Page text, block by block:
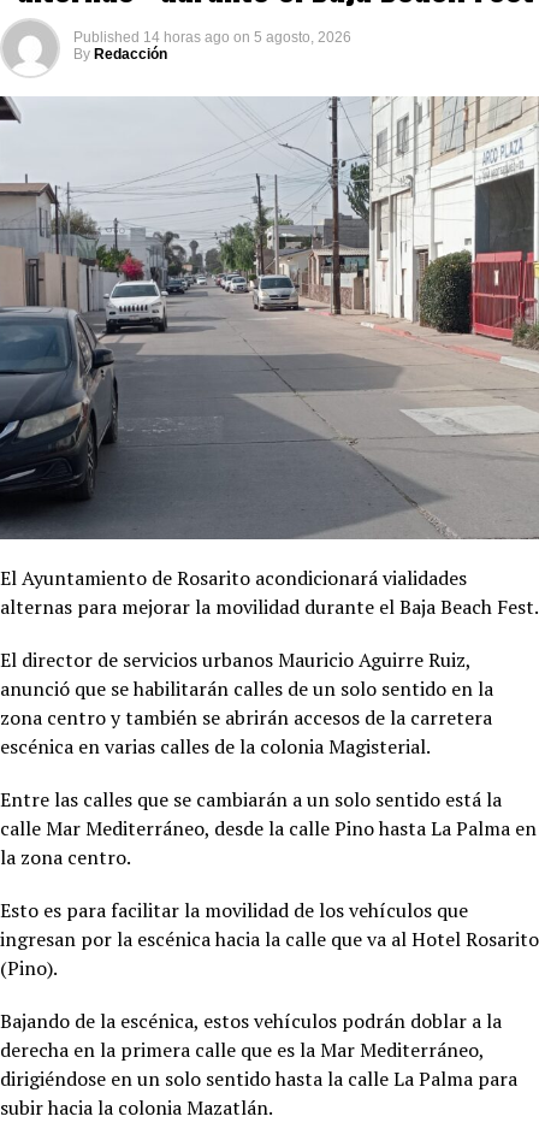
Published 14 horas ago on 5 agosto, 2026
By Redacción
El Ayuntamiento de Rosarito acondicionará vialidades
alternas para mejorar la movilidad durante el Baja Beach Fest.
El director de servicios urbanos Mauricio Aguirre Ruiz,
anunció que se habilitarán calles de un solo sentido en la
zona centro y también se abrirán accesos de la carretera
escénica en varias calles de la colonia Magisterial.
Entre las calles que se cambiarán a un solo sentido está la
calle Mar Mediterráneo, desde la calle Pino hasta La Palma en
la zona centro.
Esto es para facilitar la movilidad de los vehículos que
ingresan por la escénica hacia la calle que va al Hotel Rosarito
(Pino).
Bajando de la escénica, estos vehículos podrán doblar a la
derecha en la primera calle que es la Mar Mediterráneo,
dirigiéndose en un solo sentido hasta la calle La Palma para
subir hacia la colonia Mazatlán.